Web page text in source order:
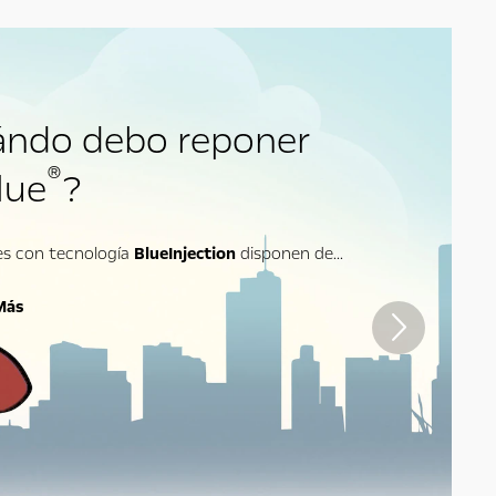
debo reponer
®?
con tecnología BlueInjection disponen de...
Siguiente